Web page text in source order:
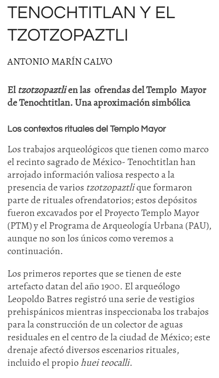
TENOCHTITLAN Y EL
TZOTZOPAZTLI
ANTONIO MARÍN CALVO
Eltzotzopaztlien las ofrendas del Templo Mayor
de Tenochtitlan. Una aproximación simbólica
Los contextos rituales del Templo Mayor
Los trabajos arqueológicos que tienen como marco
el recinto sagrado de México- Tenochtitlan han
arrojado información valiosa respecto a la
presencia de varios tzotzopaztlique formaron
parte de rituales ofrendatorios; estos depósitos
fueron excavados por el Proyecto Templo Mayor
(PTM) y el Programa de Arqueología Urbana (PAU),
aunque no son los únicos como veremos a
continuación.
Los primeros reportes que se tienen de este
artefacto datan del año 1900. El arqueólogo
Leopoldo Batres registró una serie de vestigios
prehispánicos mientras inspeccionaba los trabajos
para la construcción de un colector de aguas
residuales en el centro de la ciudad de México; este
drenaje afectó diversos escenarios rituales,
incluido el propiohuei teocalli.